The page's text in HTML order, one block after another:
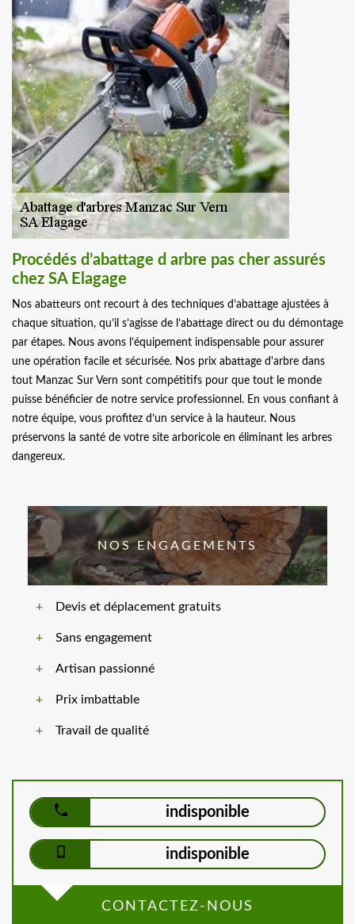
Procédés d’abattage d arbre pas cher assurés
chez SA Elagage
Nos abatteurs ont recourt à des techniques d’abattage ajustées à
chaque situation, qu’il s’agisse de l’abattage direct ou du démontage
par étapes. Nous avons l’équipement indispensable pour assurer
une opération facile et sécurisée. Nos prix abattage d'arbre dans
tout Manzac Sur Vern sont compétitifs pour que tout le monde
puisse bénéficier de notre service professionnel. En vous confiant à
notre équipe, vous profitez d’un service à la hauteur. Nous
préservons la santé de votre site arboricole en éliminant les arbres
dangereux.
NOS ENGAGEMENTS
Devis et déplacement gratuits
Sans engagement
Artisan passionné
Prix imbattable
Travail de qualité
indisponible
indisponible
CONTACTEZ-NOUS